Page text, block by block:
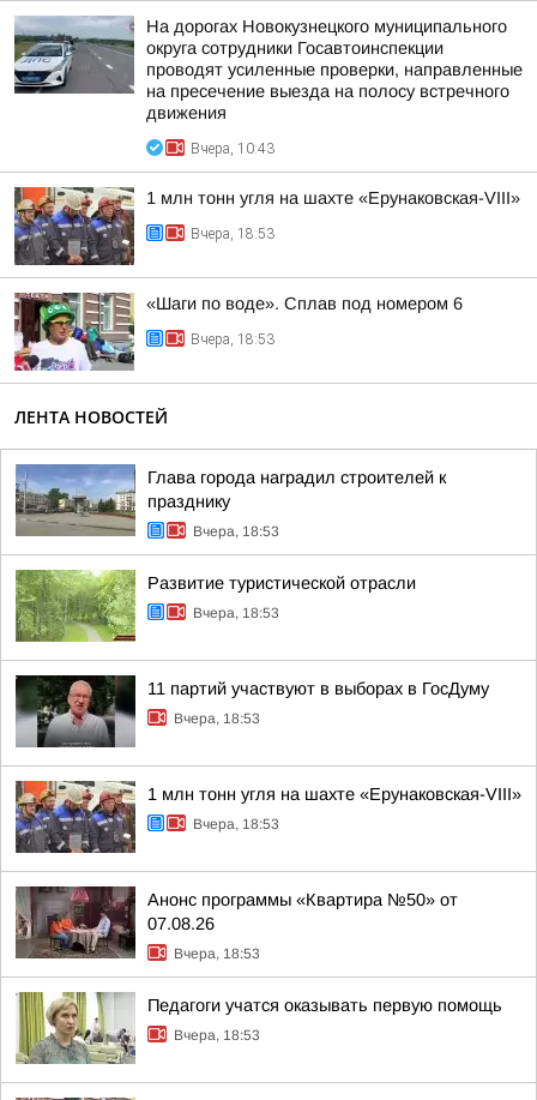
На дорогах Новокузнецкого муниципального
округа сотрудники Госавтоинспекции
проводят усиленные проверки, направленные
на пресечение выезда на полосу встречного
движения
Вчера, 10:43
1 млн тонн угля на шахте «Ерунаковская-VIII»
Вчера, 18:53
«Шаги по воде». Сплав под номером 6
Вчера, 18:53
ЛЕНТА НОВОСТЕЙ
Глава города наградил строителей к
празднику
Вчера, 18:53
Развитие туристической отрасли
Вчера, 18:53
11 партий участвуют в выборах в ГосДуму
Вчера, 18:53
1 млн тонн угля на шахте «Ерунаковская-VIII»
Вчера, 18:53
Анонс программы «Квартира №50» от
07.08.26
Вчера, 18:53
Педагоги учатся оказывать первую помощь
Вчера, 18:53